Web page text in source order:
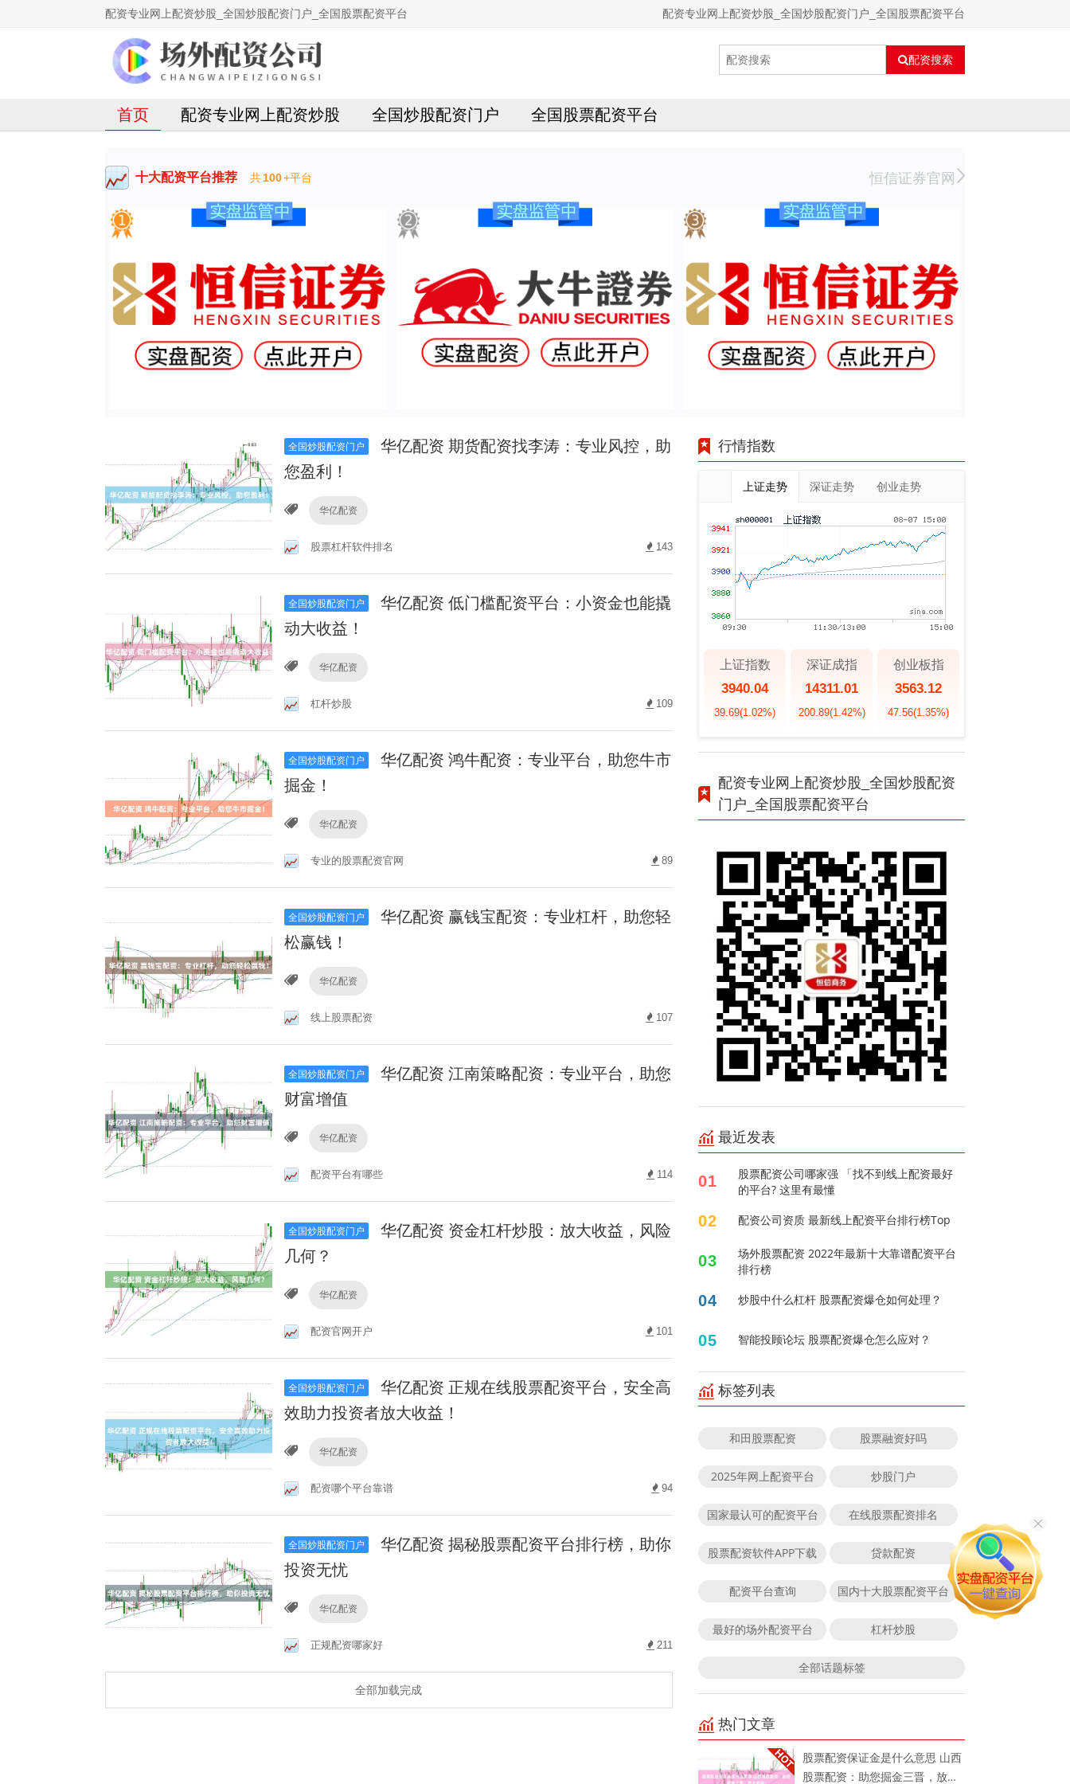
配资专业网上配资炒股_全国炒股配资门户_全国股票配资平台 配资专业网上配资炒股_全国炒股配资门户_全国股票配资平台
配资搜索
首页 配资专业网上配资炒股 全国炒股配资门户 全国股票配资平台
十大配资平台推荐 共100+平台 恒信证券官网
全国炒股配资门户
华亿配资 期货配资找李涛：专业风控，助
您盈利！
华亿配资
股票杠杆软件排名 143
全国炒股配资门户
华亿配资 低门槛配资平台：小资金也能撬
动大收益！
华亿配资
杠杆炒股 109
全国炒股配资门户
华亿配资 鸿牛配资：专业平台，助您牛市
掘金！
华亿配资
专业的股票配资官网 89
全国炒股配资门户
华亿配资 赢钱宝配资：专业杠杆，助您轻
松赢钱！
华亿配资
线上股票配资 107
全国炒股配资门户
华亿配资 江南策略配资：专业平台，助您
财富增值
华亿配资
配资平台有哪些 114
全国炒股配资门户
华亿配资 资金杠杆炒股：放大收益，风险
几何？
华亿配资
配资官网开户 101
全国炒股配资门户
华亿配资 正规在线股票配资平台，安全高
效助力投资者放大收益！
华亿配资
配资哪个平台靠谱 94
全国炒股配资门户
华亿配资 揭秘股票配资平台排行榜，助你
投资无忧
华亿配资
正规配资哪家好 211
全部加载完成
行情指数
上证走势 深证走势 创业走势
上证指数
3940.04
39.69(1.02%)
深证成指
14311.01
200.89(1.42%)
创业板指
3563.12
47.56(1.35%)
配资专业网上配资炒股_全国炒股配资
门户_全国股票配资平台
最近发表
01
股票配资公司哪家强 「找不到线上配资最好
的平台? 这里有最懂
02 配资公司资质 最新线上配资平台排行榜Top
03
场外股票配资 2022年最新十大靠谱配资平台
排行榜
04 炒股中什么杠杆 股票配资爆仓如何处理？
05 智能投顾论坛 股票配资爆仓怎么应对？
标签列表
和田股票配资 股票融资好吗
2025年网上配资平台 炒股门户
国家最认可的配资平台 在线股票配资排名
股票配资软件APP下载 贷款配资
配资平台查询 国内十大股票配资平台
最好的场外配资平台 杠杆炒股
全部话题标签
热门文章
股票配资保证金是什么意思 山西
股票配资：助您掘金三晋，放大